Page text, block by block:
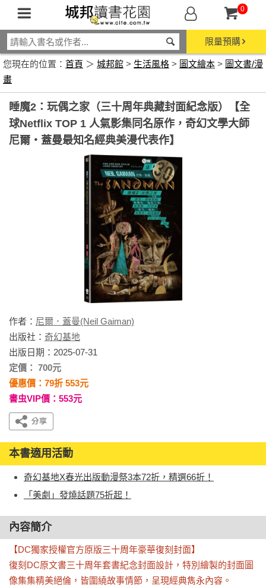
0
限量預購
您現在的位置： 首頁 ＞ 城邦館 > 生活風格 > 圖文繪本 > 圖文書/漫
畫
睡魔2：玩偶之家（三十周年典藏封面紀念版）【全
球Netflix TOP 1 人氣影集同名原作，奇幻文學大師
尼爾‧蓋曼最知名經典美漫代表作】
作者： 尼爾．蓋曼(Neil Gaiman)
出版社： 奇幻基地
出版日期：2025-07-31
定價： 700元
優惠價：79折 553元
書虫VIP價：553元
本書適用活動
奇幻基地X春光出版動漫祭3本72折，精選66折！
「美劇」發燒話題75折起！
內容簡介
【DC獨家授權官方原版三十周年豪華復刻封面】
復刻DC原文書三十周年套書紀念封面設計，特別繪製的封面圖
像集集精美絕倫，皆圍繞故事情節，呈現經典雋永內容。